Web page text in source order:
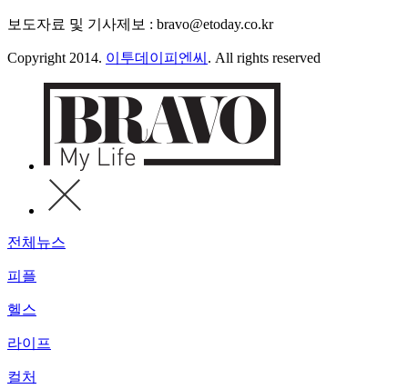
보도자료 및 기사제보 : bravo@etoday.co.kr
Copyright 2014. 이투데이피엔씨 . All rights reserved
전체뉴스
피플
헬스
라이프
컬처